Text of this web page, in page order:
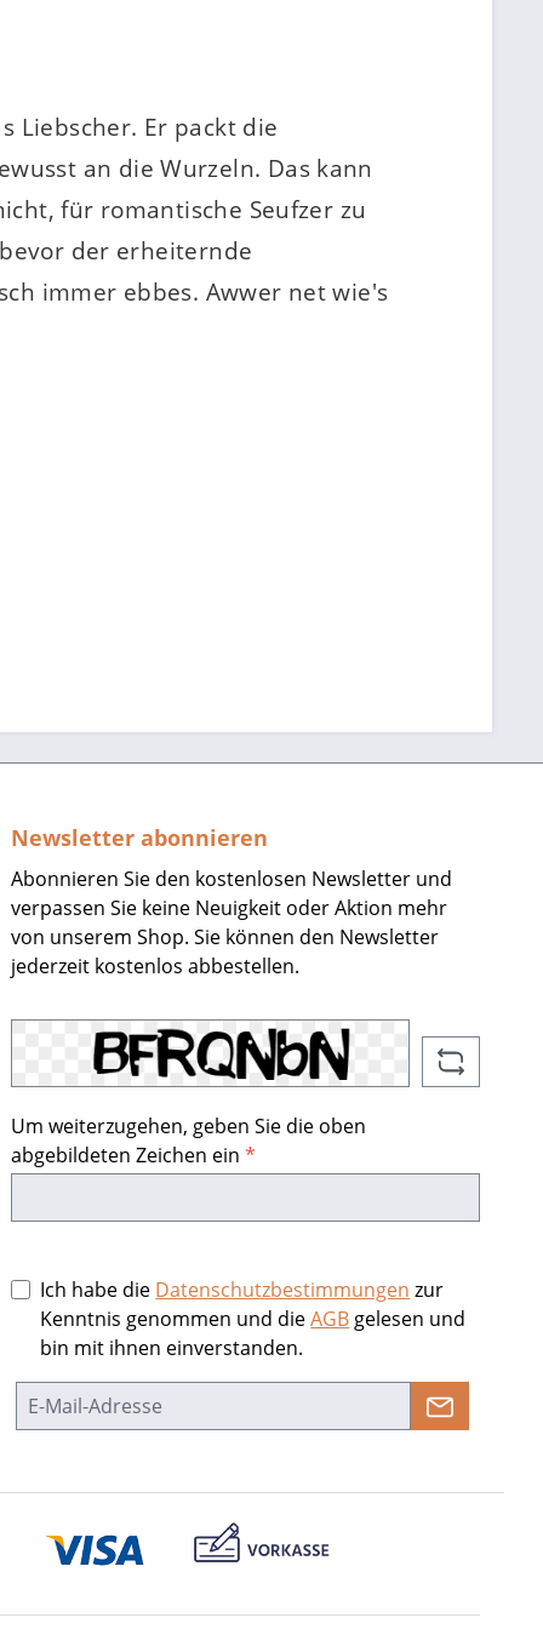
Liebscher. Er packt die
an die Wurzeln. Das kann
für romantische Seufzer zu
der erheiternde
immer ebbes. Awwer net wie's
Newsletter abonnieren
Abonnieren Sie den kostenlosen Newsletter und
verpassen Sie keine Neuigkeit oder Aktion mehr
von unserem Shop. Sie können den Newsletter
jederzeit kostenlos abbestellen.
Um weiterzugehen, geben Sie die oben
abgebildeten Zeichen ein*
Ich habe die Datenschutzbestimmungen zur
Kenntnis genommen und dieAGBgelesen und
bin mit ihnen einverstanden.